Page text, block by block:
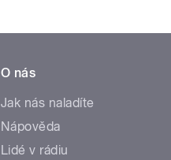
O nás
Jak nás naladíte
Nápověda
Lidé v rádiu